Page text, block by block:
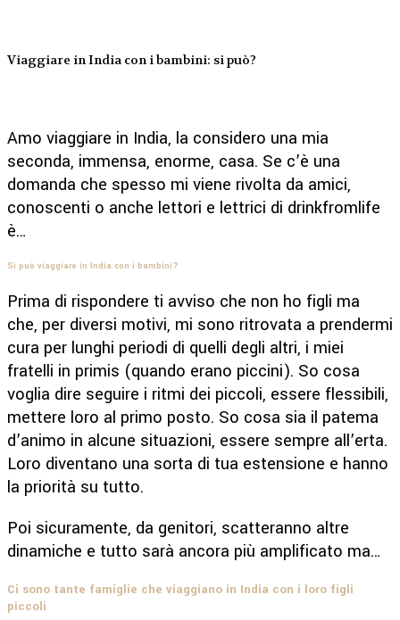
Viaggiare in India con i bambini: si può?
Amo viaggiare in India, la considero una mia
seconda, immensa, enorme, casa. Se c’è una
domanda che spesso mi viene rivolta da amici,
conoscenti o anche lettori e lettrici di drinkfromlife
è…
Si può viaggiare in India con i bambini?
Prima di rispondere ti avviso che non ho figli ma
che, per diversi motivi, mi sono ritrovata a prendermi
cura per lunghi periodi di quelli degli altri, i miei
fratelli in primis (quando erano piccini). So cosa
voglia dire seguire i ritmi dei piccoli, essere flessibili,
mettere loro al primo posto. So cosa sia il patema
d’animo in alcune situazioni, essere sempre all’erta.
Loro diventano una sorta di tua estensione e hanno
la priorità su tutto.
Poi sicuramente, da genitori, scatteranno altre
dinamiche e tutto sarà ancora più amplificato ma…
Ci sono tante famiglie che viaggiano in India con i loro figli
piccoli